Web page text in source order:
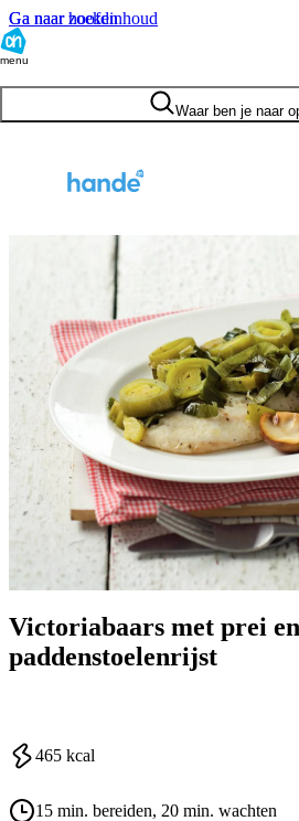
Ga naar hoofdinhoud
Ga naar zoeken
menu
Waar ben je naar
Victoriabaars met prei en
paddenstoelenrijst
465 kcal
15 min. bereiden, 20 min. wachten